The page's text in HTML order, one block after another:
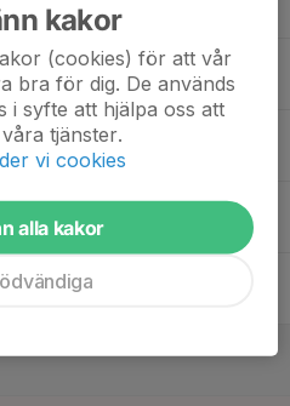
kakor
(cookies) för att vår
bra för dig. De används
i syfte att hjälpa oss att
tjänster.
vi cookies
alla kakor